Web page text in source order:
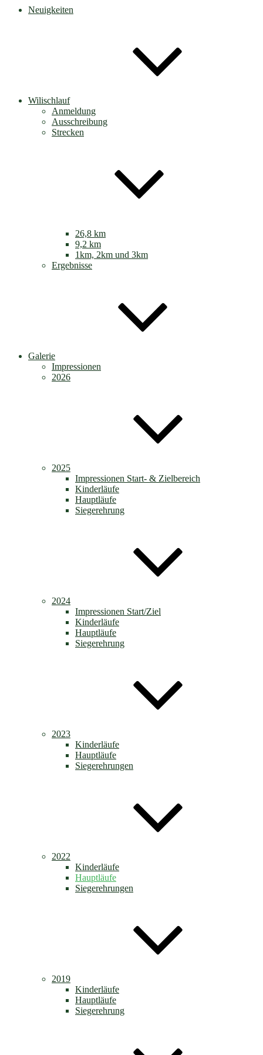
Neuigkeiten
Wilischlauf
Anmeldung
Ausschreibung
Strecken
26,8 km
9,2 km
1km, 2km und 3km
Ergebnisse
Galerie
Impressionen
2026
2025
Impressionen Start- & Zielbereich
Kinderläufe
Hauptläufe
Siegerehrung
2024
Impressionen Start/Ziel
Kinderläufe
Hauptläufe
Siegerehrung
2023
Kinderläufe
Hauptläufe
Siegerehrungen
2022
Kinderläufe
Hauptläufe
Siegerehrungen
2019
Kinderläufe
Hauptläufe
Siegerehrung